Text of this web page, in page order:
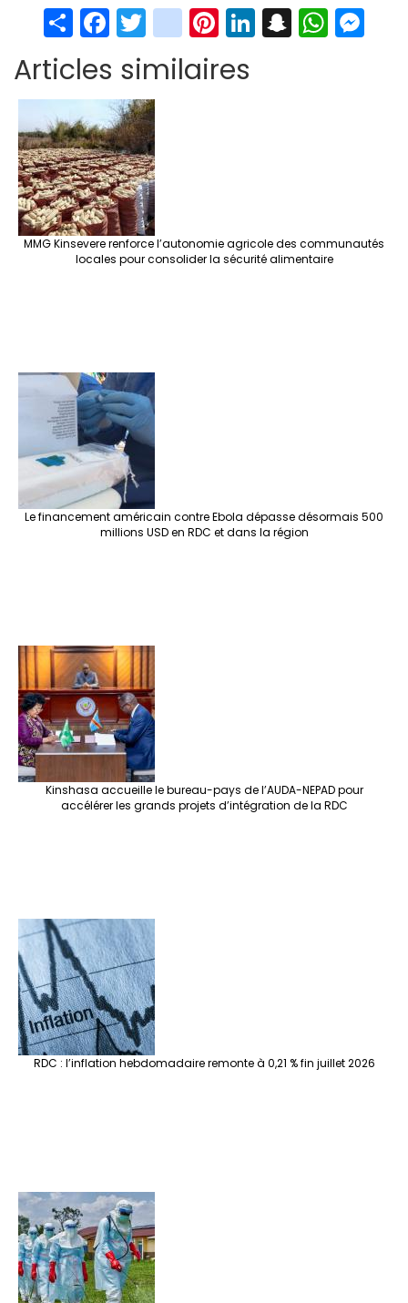
S
h
ar
e
Fa
ce
b
o
o
k
T
wi
tt
er
in
st
ag
Pi
er
Li S W
Articles similaires
MMG Kinsevere renforce l’autonomie agricole des communautés
locales pour consolider la sécurité alimentaire
Le financement américain contre Ebola dépasse désormais 500
millions USD en RDC et dans la région
Kinshasa accueille le bureau-pays de l’AUDA-NEPAD pour
accélérer les grands projets d’intégration de la RDC
RDC : l’inflation hebdomadaire remonte à 0,21 % fin juillet 2026